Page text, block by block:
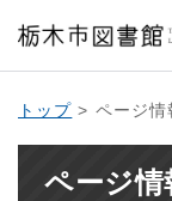
トップ > ページ情
ページ情